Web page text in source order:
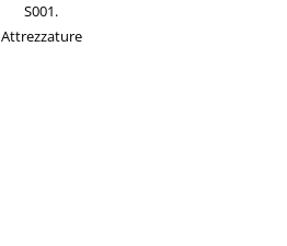
S001.
Attrezzature